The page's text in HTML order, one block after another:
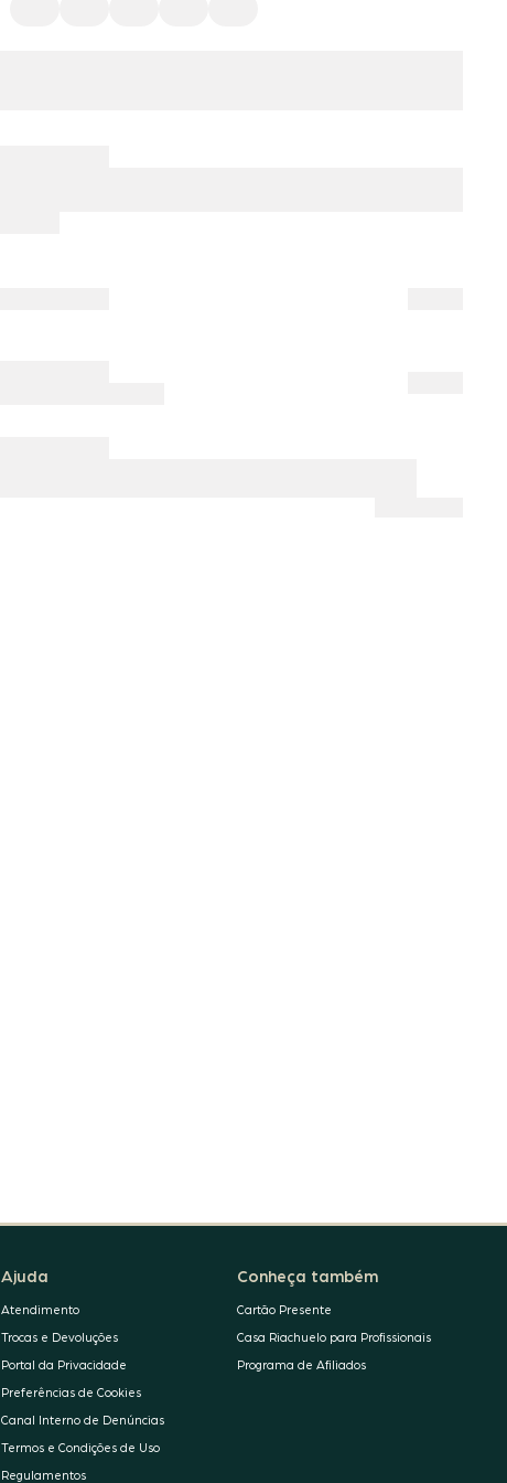
Ajuda
Atendimento
Trocas e Devoluções
Portal da Privacidade
Preferências de Cookies
Canal Interno de Denúncias
Termos e Condições de Uso
Regulamentos
Conheça também
Cartão Presente
Casa Riachuelo para Profissionais
Programa de Afiliados